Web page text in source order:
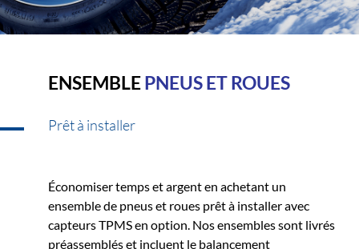
ENSEMBLEPNEUS ET ROUES
Prêt à installer
Économiser temps et argent en achetant un
ensemble de pneus et roues prêt à installer avec
capteurs TPMS en option. Nos ensembles sont livrés
préassemblés et incluent le balancement